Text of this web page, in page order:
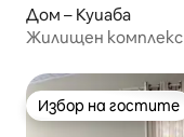
Дом – Куиаба
Жилищен комплекс
Избор на гостите
Избор на гостите